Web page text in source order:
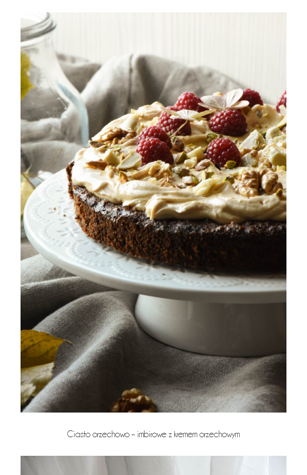
Ciasto orzechowo – imbirowe z kremem orzechowym